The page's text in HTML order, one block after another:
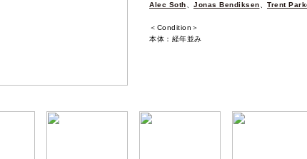
Alec Soth
Jonas Bendiksen Trent
＜Condition＞
本体：経年並み